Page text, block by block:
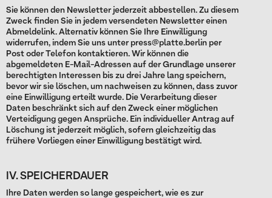
Sie können den Newsletter jederzeit abbestellen. Zu diesem
Zweck finden Sie in jedem versendeten Newsletter einen
Abmeldelink. Alternativ können Sie Ihre Einwilligung
widerrufen, indem Sie uns unter press@platte.berlin per
Post oder Telefon kontaktieren. Wir können die
abgemeldeten E-Mail-Adressen auf der Grundlage unserer
berechtigten Interessen bis zu drei Jahre lang speichern,
bevor wir sie löschen, um nachweisen zu können, dass zuvor
eine Einwilligung erteilt wurde. Die Verarbeitung dieser
Daten beschränkt sich auf den Zweck einer möglichen
Verteidigung gegen Ansprüche. Ein individueller Antrag auf
Löschung ist jederzeit möglich, sofern gleichzeitig das
frühere Vorliegen einer Einwilligung bestätigt wird.
IV. SPEICHERDAUER
Ihre Daten werden so lange gespeichert, wie es zur